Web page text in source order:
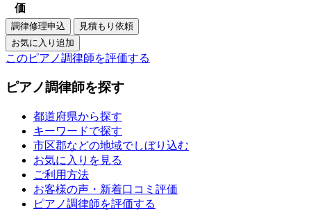
価
このピアノ調律師を評価する
ピアノ調律師を探す
都道府県から探す
キーワードで探す
市区郡などの地域でしぼり込む
お気に入りを見る
ご利用方法
お客様の声・新着口コミ評価
ピアノ調律師を評価する